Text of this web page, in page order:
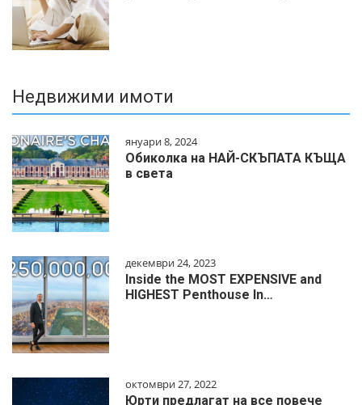
Недвижими имоти
януари 8, 2024
Обиколка на НАЙ-СКЪПАТА КЪЩА
в света
декември 24, 2023
Inside the MOST EXPENSIVE and
HIGHEST Penthouse In…
октомври 27, 2022
Юрти предлагат на все повече